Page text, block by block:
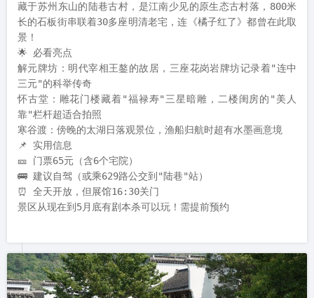
藏于苏州东山的陆巷古村，是江南少见的原生态古村落，800米
长的石板街串联着30多座明清老宅，连《橘子红了》都曾在此取
景！
🌟 必看亮点
解元牌坊：明代宰相王鏊的故居，三座花岗岩牌坊记录着"连中
三元"的科举传奇
怀古堂：雕花门楼藏着"福禄寿"三星暗雕，二楼闺房的"美人
靠"栏杆超适合拍照
寒谷渡：傍晚的太湖日落观景位，渔船归航时超有水墨画意境
📌 实用信息
🎫 门票65元（含6个宅院）
🚌 建议自驾（或乘629路公交到"陆巷"站）
⏰ 全天开放，但展馆16:30关门
景区从现在到5月底有剧本杀可以玩！需提前预约